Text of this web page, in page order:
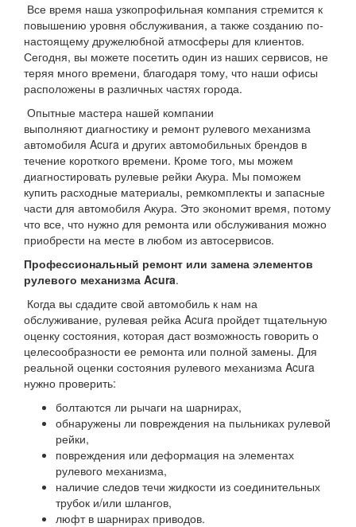
Все время наша узкопрофильная компания стремится к
повышению уровня обслуживания, а также созданию по-
настоящему дружелюбной атмосферы для клиентов.
Сегодня, вы можете посетить один из наших сервисов, не
теряя много времени, благодаря тому, что наши офисы
расположены в различных частях города.
Опытные мастера нашей компании
выполняют диагностику и ремонт рулевого механизма
автомобиля Acura и других автомобильных брендов в
течение короткого времени. Кроме того, мы можем
диагностировать рулевые рейки Акура. Мы поможем
купить расходные материалы, ремкомплекты и запасные
части для автомобиля Акура. Это экономит время, потому
что все, что нужно для ремонта или обслуживания можно
приобрести на месте в любом из автосервисов.
Профессиональный ремонт или замена элементов
рулевого механизма Acura.
Когда вы сдадите свой автомобиль к нам на
обслуживание, рулевая рейка Acura пройдет тщательную
оценку состояния, которая даст возможность говорить о
целесообразности ее ремонта или полной замены. Для
реальной оценки состояния рулевого механизма Acura
нужно проверить:
болтаются ли рычаги на шарнирах,
обнаружены ли повреждения на пыльниках рулевой
рейки,
повреждения или деформация на элементах
рулевого механизма,
наличие следов течи жидкости из соединительных
трубок и/или шлангов,
люфт в шарнирах приводов.